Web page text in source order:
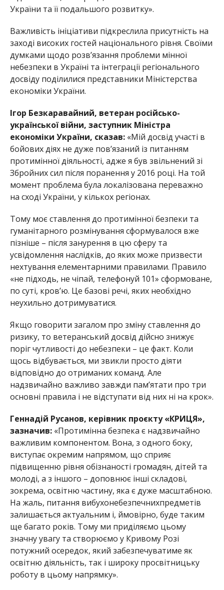
України та її подальшого розвитку».
Важливість ініціативи підкреслила присутність на
заході високих гостей національного рівня. Своїми
думками щодо розв’язання проблеми мінної
небезпеки в Україні та інтеграції регіонального
досвіду поділилися представники Міністерства
економіки України.
Ігор Безкаравайний, ветеран російсько-
української війни, заступник Міністра
економіки України, сказав:«Мій досвід участі в
бойових діях не дуже пов’язаний із питанням
протимінної діяльності, адже я був звільнений зі
Збройних сил після поранення у 2016 році. На той
момент проблема була локалізована переважно
на сході України, у кількох регіонах.
Тому моє ставлення до протимінної безпеки та
гуманітарного розмінування сформувалося вже
пізніше – після занурення в цю сферу та
усвідомлення наслідків, до яких може призвести
нехтування елементарними правилами. Правило
«не підходь, не чіпай, телефонуй 101» сформоване,
по суті, кров’ю. Це базові речі, яких необхідно
неухильно дотримуватися.
Якщо говорити загалом про зміну ставлення до
ризику, то ветеранський досвід дійсно знижує
поріг чутливості до небезпеки – це факт. Коли
щось відбувається, ми звикли просто діяти
відповідно до отриманих команд. Але
надзвичайно важливо завжди пам’ятати про три
основні правила і не відступати від них ні на крок».
Геннадій Русанов, керівник проєкту «КРИЦЯ»,
зазначив:«Протимінна безпека є надзвичайно
важливим компонентом. Вона, з одного боку,
виступає окремим напрямом, що сприяє
підвищенню рівня обізнаності громадян, дітей та
молоді, а з іншого – доповнює інші складові,
зокрема, освітню частину, яка є дуже масштабною.
На жаль, питання вибухонебезпечнихпредметів
залишається актуальним і, ймовірно, буде таким
ще багато років. Тому ми приділяємо цьому
значну увагу та створюємо у Кривому Розі
потужний осередок, який забезпечуватиме як
освітню діяльність, так і широку просвітницьку
роботу в цьому напрямку».